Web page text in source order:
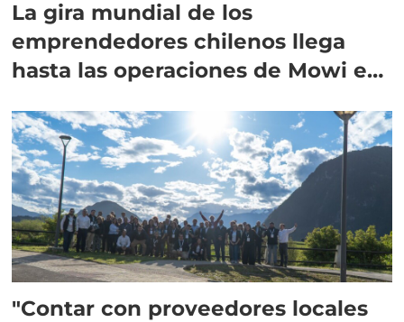
La gira mundial de los
emprendedores chilenos llega
hasta las operaciones de Mowi en
"Contar con proveedores locales